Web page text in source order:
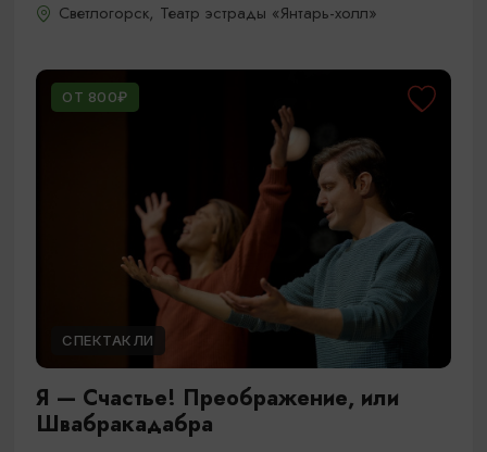
Светлогорск, Театр эстрады «Янтарь-холл»
ОТ 800₽
СПЕКТАКЛИ
Я — Счастье! Преображение, или
Швабракадабра